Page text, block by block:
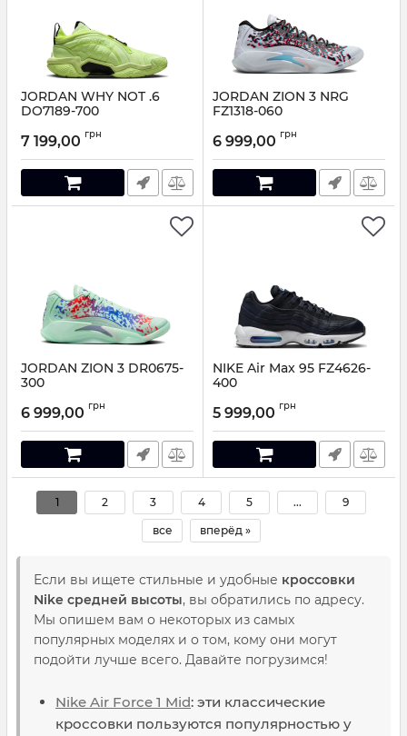
JORDAN WHY NOT .6
DO7189-700
7 199,00 грн
JORDAN ZION 3 NRG
FZ1318-060
6 999,00 грн
JORDAN ZION 3 DR0675-
300
6 999,00 грн
NIKE Air Max 95 FZ4626-
400
5 999,00 грн
1 2 3 4 5 ... 9
все вперёд »
Если вы ищете стильные и удобные кроссовки
Nike средней высоты, вы обратились по адресу.
Мы опишем вам о некоторых из самых
популярных моделях и о том, кому они могут
подойти лучше всего. Давайте погрузимся!
Nike Air Force 1 Mid: эти классические
кроссовки пользуются популярностью у